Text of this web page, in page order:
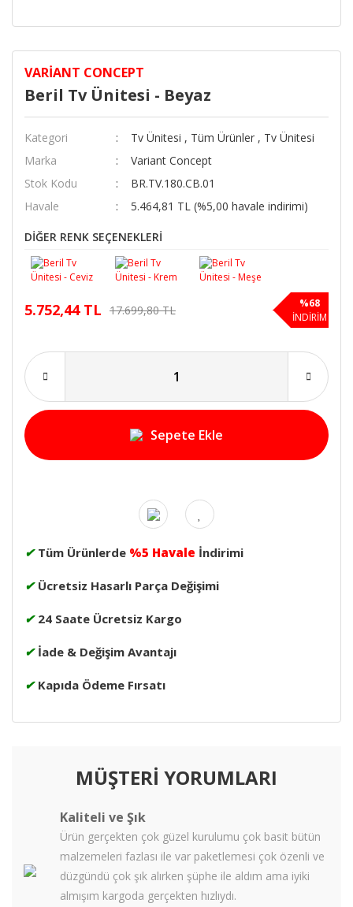
VARIANT CONCEPT
Beril Tv Ünitesi - Beyaz
Kategori Tv Ünitesi , Tüm Ürünler , Tv Ünitesi
Marka
Variant Concept
Stok Kodu
BR.TV.180.CB.01
Havale
5.464,81 TL (%5,00 havale indirimi)
DİĞER RENK SEÇENEKLERİ
5.752,44 TL 17.699,80 TL
%68
İNDİRİM
Sepete Ekle
✔ Tüm Ürünlerde %5 Havale İndirimi
✔ Ücretsiz Hasarlı Parça Değişimi
✔ 24 Saate Ücretsiz Kargo
✔ İade & Değişim Avantajı
✔ Kapıda Ödeme Fırsatı
MÜŞTERİ YORUMLARI
Kaliteli ve Şık
Ürün gerçekten çok güzel kurulumu çok basit bütün
malzemeleri fazlası ile var paketlemesi çok özenli ve
düzgündü çok şık alırken şüphe ile aldım ama iyiki
almışım kargoda gerçekten hızlıydı.